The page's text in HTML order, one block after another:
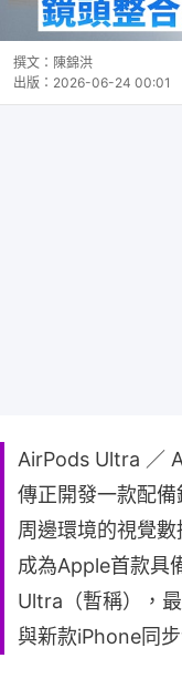
撰文： 陳錦洪
出版： 2026-06-24 00:01
AirPods Ultra ／
傳正開發一款配
周邊環境的視覺
成為Apple首款具
Ultra（暫稱），
與新款iPhone同步